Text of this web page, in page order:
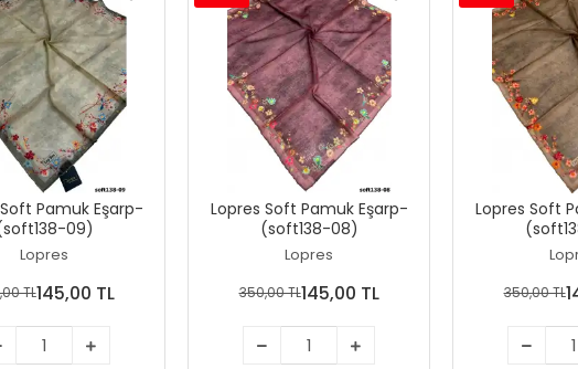
Pamuk Eşarp-
09)
Lopres
TL145,00 TL
Lopres Soft Pamuk Eşarp-
(soft138-08)
Lopres
350,00 TL145,00 TL
Lopres Soft
350,00 TL